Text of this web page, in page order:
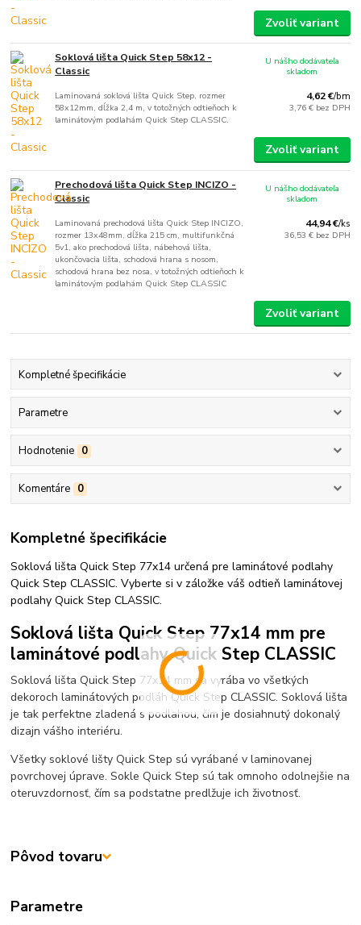
Zvoliť variant
Soklová lišta Quick Step 58x12 -
Classic
Laminovaná soklová lišta Quick Step, rozmer
58x12mm, dĺžka 2,4 m, v totožných odtieňoch k
laminátovým podlahám Quick Step CLASSIC.
4,62 €/bm
3,76 € bez DPH
U nášho dodávateľa
skladom
Zvoliť variant
Prechodová lišta Quick Step INCIZO -
Classic
Laminovaná prechodová lišta Quick Step INCIZO,
rozmer 13x48mm, dĺžka 215 cm, multifunkčná
5v1, ako prechodová lišta, nábehová lišta,
ukončovacia lišta, schodová hrana s nosom,
schodová hrana bez nosa, v totožných odtieňoch k
laminátovým podlahám Quick Step CLASSIC
44,94 €/ks
36,53 € bez DPH
U nášho dodávateľa
skladom
Zvoliť variant
Kompletné špecifikácie
Parametre
Hodnotenie 0
Komentáre 0
Kompletné špecifikácie
Soklová lišta Quick Step 77x14 určená pre laminátové podlahy
Quick Step CLASSIC. Vyberte si v záložke váš odtieň laminátovej
podlahy Quick Step CLASSIC.
Soklová lišta Quick Step 77x14 mm pre
laminátové podlahy Quick Step CLASSIC
Soklová lišta Quick Step 77x14 mm sa vyrába vo všetkých
dekoroch laminátových podláh Quick Step CLASSIC. Soklová lišta
je tak perfektne zladená s podlahou, čím je dosiahnutý dokonalý
dizajn vášho interiéru.
Všetky soklové lišty Quick Step sú vyrábané v laminovanej
povrchovej úprave. Sokle Quick Step sú tak omnoho odolnejšie na
oteruvzdornosť, čím sa podstatne predlžuje ich životnosť.
Pôvod tovaru
Parametre